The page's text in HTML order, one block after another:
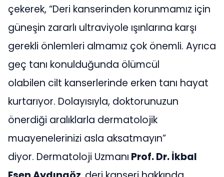
çekerek, “Deri kanserinden korunmamız için
güneşin zararlı ultraviyole ışınlarına karşı
gerekli önlemleri almamız çok önemli. Ayrıca
geç tanı konulduğunda ölümcül
olabilen cilt kanserlerinde erken tanı hayat
kurtarıyor. Dolayısıyla, doktorunuzun
önerdiği aralıklarla dermatolojik
muayenelerinizi asla aksatmayın”
diyor. Dermatoloji Uzmanı Prof. Dr. İkbal